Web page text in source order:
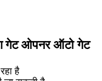
गेट ओपनर ऑटो गेट
है